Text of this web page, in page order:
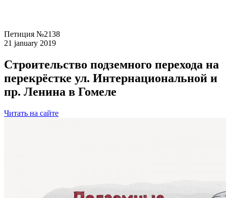
Петиция №2138
21 january 2019
Строительство подземного перехода на
перекрёстке ул. Интернациональной и
пр. Ленина в Гомеле
Читать на сайте